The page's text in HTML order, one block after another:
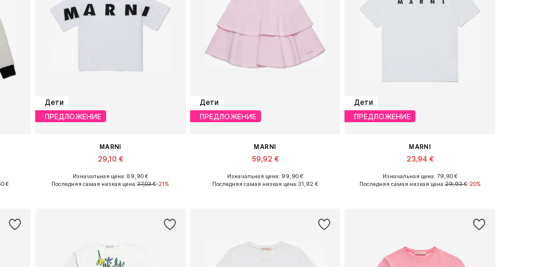
€
Дети
ПРЕДЛОЖЕНИЕ
MARNI
29,10 €
Доступные размеры: 128, 140, 152
Изначальная цена: 89,90 €
Последняя самая низкая цена:37,03 €-21%
Дети
ПРЕДЛОЖЕНИЕ
MARNI
59,92 €
Доступные размеры: 128
Изначальная цена: 99,90 €
Последняя самая низкая цена:31,92 €
Дети
ПРЕДЛОЖЕНИЕ
MARNI
23,94 €
Доступные размеры: 140
Изначальная цена: 79,90 €
Последняя самая низкая цена:29,93 €-20%